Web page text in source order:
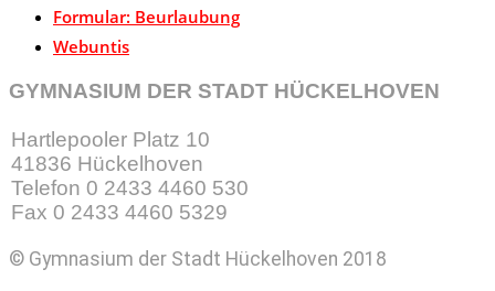
Formular: Beurlaubung
Webuntis
GYMNASIUM DER STADT HÜCKELHOVEN
Hartlepooler Platz 10
41836 Hückelhoven
Telefon 0 2433 4460 530
Fax 0 2433 4460 5329
© Gymnasium der Stadt Hückelhoven 2018